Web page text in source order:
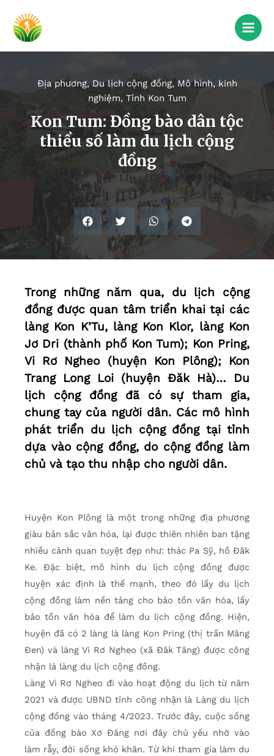
Địa phương, Du lịch cộng đồng,Mô hình, kinh
nghiệm, Tỉnh Kon Tum
Kon Tum: Đồng bào dân tộc
thiểu số làm du lịch cộng
đồng
Trong những năm qua, du lịch cộng
đồng được quan tâm triển khai tại các
làng Kon K’Tu, làng Kon Klor, làng Kon
Jơ Dri (thành phố Kon Tum); Kon Pring,
Vi Rơ Ngheo (huyện Kon Plông); Kon
Trang Long Loi (huyện Đăk Hà)… Du
lịch cộng đồng đã có sự tham gia,
chung tay của người dân. Các mô hình
phát triển du lịch cộng đồng tại tỉnh
dựa vào cộng đồng, do cộng đồng làm
chủ và tạo thu nhập cho người dân.
Huyện Kon Plông là một trong những địa phương
giàu bản sắc văn hóa, lại được thiên nhiên ban tặng
nhiều cảnh quan tuyệt đẹp như: thác Pa Sỹ, hồ Đăk
Ke. Đặc biệt, mô hình du lịch cộng đồng được
huyện xác định là thế mạnh, theo đó lấy du lịch
cộng đồng làm nền tảng cho bảo tồn văn hóa, lấy
bảo tồn văn hóa để làm du lịch cộng đồng. Hiện,
huyện đã có 2 làng là làng Kon Pring (thị trấn Măng
Đen) và làng Vi Rơ Ngheo (xã Đăk Tăng) được công
nhận là làng du lịch cộng đồng.
Làng Vi Rơ Ngheo đi vào hoạt động du lịch từ năm
2021 và được UBND tỉnh công nhận là Làng du lịch
cộng đồng vào tháng 4/2023. Trước đây, cuộc sống
của đồng bào Xơ Đăng nơi đây chủ yếu nhờ vào
làm rẫy, đời sống khó khăn. Từ khi tham gia làm du